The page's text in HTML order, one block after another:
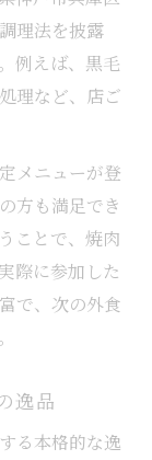
理法を披露
例えば、黒毛
理など、店ご
メニューが登
方も満足でき
ことで、焼肉
際に参加した
で、次の外食
逸品
る本格的な逸